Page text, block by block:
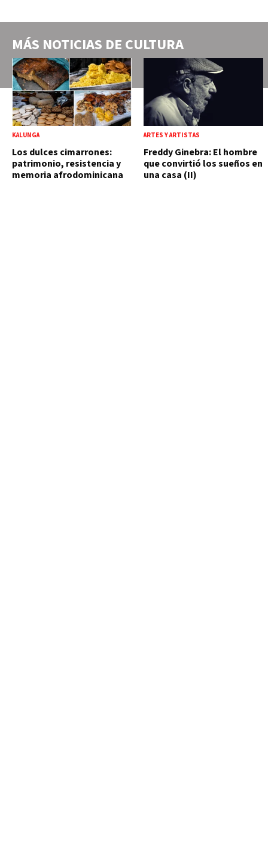
MÁS NOTICIAS DE CULTURA
KALUNGA
Los dulces cimarrones:
patrimonio, resistencia y
memoria afrodominicana
ARTES Y ARTISTAS
Freddy Ginebra: El hombre
que convirtió los sueños en
una casa (II)